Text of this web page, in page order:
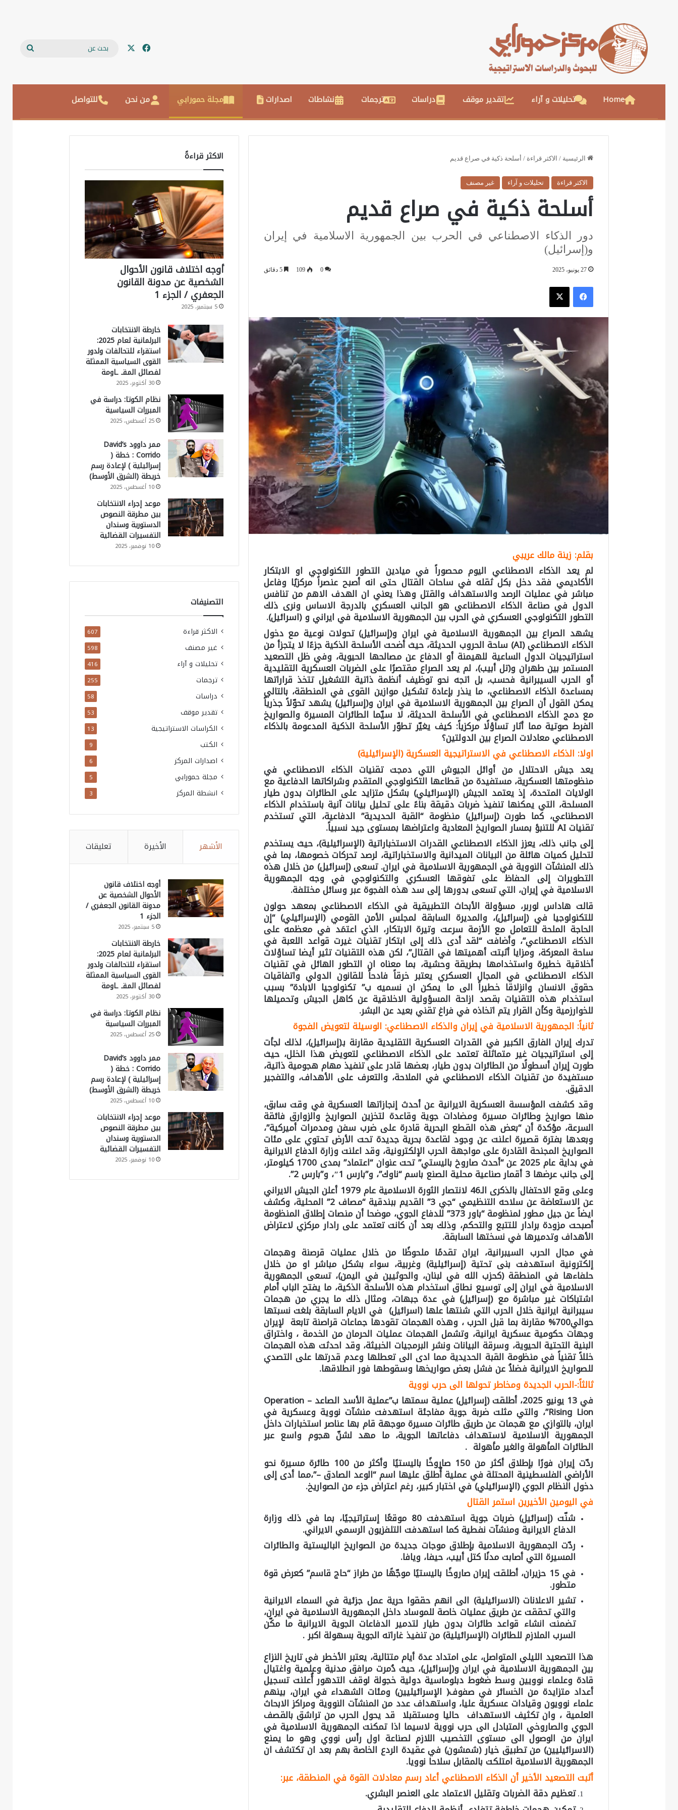
فيسبوك
Home تحليلات و آراء تقدير موقف دراسات ترجمات نشاطات اصدارات مجلة حمورابي من نحن للتواصل
الرئيسية / الاكثر قراءة / أسلحة ذكية في صراع قديم
الاكثر قراءة تحليلات و آراء غير مصنف
أسلحة ذكية في صراع قديم
دور الذكاء الاصطناعي في الحرب بين الجمهورية الاسلامية في إيران
و(إسرائيل)
27 يونيو، 2025 0
109 5 دقائق
فيسبوك
بقلم: زينة مالك عريبي
لم يعد الذكاء الاصطناعي اليوم محصوراً في ميادين التطور التكنولوجي او الابتكار
الأكاديمي فقد دخل بكل ثقله في ساحات القتال حتى انه أصبح عنصراً مركزيًا وفاعل
مباشر في عمليات الرصد والاستهداف والقتل وهذا يعني ان الهدف الاهم من تنافس
الدول في صناعة الذكاء الاصطناعي هو الجانب العسكري بالدرجة الاساس ونرى ذلك
التطور التكنولوجي العسكري في الحرب بين الجمهورية الاسلامية في ايراني و (اسرائيل).
يشهد الصراع بين الجمهورية الاسلامية في ايران و(إسرائيل) تحولات نوعية مع دخول
الذكاء الاصطناعي (AI) ساحة الحروب الحديثة، حيث أضحت الأسلحة الذكية جزءًا لا يتجزأ من
استراتيجيات الدول الساعية للهيمنة أو الدفاع عن مصالحها الحيوية، وفي ظل التصعيد
المستمر بين طهران و(تل أبيب)، لم يعد الصراع مقتصرًا على الضربات العسكرية التقليدية
أو الحرب السيبرانية فحسب، بل اتجه نحو توظيف أنظمة ذاتية التشغيل تتخذ قراراتها
بمساعدة الذكاء الاصطناعي، ما ينذر بإعادة تشكيل موازين القوى في المنطقة، بالتالي
يمكن القول أن الصراع بين الجمهورية الاسلامية في ايران و(إسرائيل) يشهد تحوّلاً جذرياً
مع دمج الذكاء الاصطناعي في الأسلحة الحديثة، لا سيّما الطائرات المسيرة والصواريخ
الفرط صوتية مما أثار تساؤلًا مركزياً: كيف يغيّر تطوّر الأسلحة الذكية المدعومة بالذكاء
الاصطناعي معادلات الصراع بين الدولتين؟
اولا: الذكاء الاصطناعي في الاستراتيجية العسكرية (الإسرائيلية)
يعد جيش الاحتلال من أوائل الجيوش التي دمجت تقنيات الذكاء الاصطناعي في
منظومتها العسكرية، مستفيدة من قطاعها التكنولوجي المتقدم وشراكاتها الدفاعية مع
الولايات المتحدة، إذ يعتمد الجيش (الإسرائيلي) بشكل متزايد على الطائرات بدون طيار
المسلحة، التي يمكنها تنفيذ ضربات دقيقة بناءً على تحليل بيانات آنية باستخدام الذكاء
الاصطناعي، كما طورت (إسرائيل) منظومة “القبة الحديدية” الدفاعية، التي تستخدم
تقنيات AI للتنبؤ بمسار الصواريخ المعادية واعتراضها بمستوى جيد نسبياً.
إلى جانب ذلك، يعزز الذكاء الاصطناعي القدرات الاستخباراتية (الإسرائيلية)، حيث يستخدم
لتحليل كميات هائلة من البيانات الميدانية والاستخباراتية، لرصد تحركات خصومها، بما في
ذلك المنشآت النووية في الجمهورية الاسلامية في ايران. تسعى (إسرائيل) من خلال هذه
التطويرات إلى الحفاظ على تفوقها العسكري والتكنولوجي في وجه الجمهورية
الاسلامية في إيران، التي تسعى بدورها إلى سد هذه الفجوة عبر وسائل مختلفة.
قالت هاداس لوربر، مسؤولة الأبحاث التطبيقية في الذكاء الاصطناعي بمعهد حولون
للتكنولوجيا في (إسرائيل)، والمديرة السابقة لمجلس الأمن القومي (الإسرائيلي) “إن
الحاجة الملحة للتعامل مع الأزمة سرعت وتيرة الابتكار، الذي اعتمَد في معظمه على
الذكاء الاصطناعي”، وأضافت “لقد أدى ذلك إلى ابتكار تقنيات غيرت قواعد اللعبة في
ساحة المعركة، ومزايا أثبتت أهميتها في القتال”، لكن هذه التقنيات تثير أيضا تساؤلات
أخلاقية خطيرة واستخدامها بطريقة وحشية، بما معناه ان التطور الهائل في تقنيات
الذكاء الاصطناعي في المجال العسكري يعتبر خرقاً فادحاً للقانون الدولي واتفاقيات
حقوق الانسان وانزلاقا خطيراً الى ما يمكن ان نسميه ب” تكنولوجيا الابادة” بسبب
استخدام هذه التقنيات بقصد ازاحة المسؤولية الاخلاقية عن كاهل الجيش وتحميلها
للخوارزمية وكأن القرار يتم اتخاذه في فراغ تقني بعيد عن البشر.
ثانياً: الجمهورية الاسلامية في إيران والذكاء الاصطناعي: الوسيلة لتعويض الفجوة
تدرك إيران الفارق الكبير في القدرات العسكرية التقليدية مقارنة بـ(إسرائيل)، لذلك لجأت
إلى استراتيجيات غير متماثلة تعتمد على الذكاء الاصطناعي لتعويض هذا الخلل، حيث
طورت إيران أسطولًا من الطائرات بدون طيار، بعضها قادر على تنفيذ مهام هجومية ذاتية،
مستفيدة من تقنيات الذكاء الاصطناعي في الملاحة، والتعرف على الأهداف، والتفجير
الدقيق.
وقد كشفت المؤسسة العسكرية الايرانية عن أحدث إنجازاتها العسكرية في وقت سابق،
منها صواريخ وطائرات مسيرة ومضادات جوية وقاعدة لتخزين الصواريخ والزوارق فائقة
السرعة، مؤكدة أن “بعض هذه القطع البحرية قادرة على ضرب سفن ومدمرات أميركية”،
وبعدها بفترة قصيرة اعلنت عن وجود لقاعدة بحرية جديدة تحت الأرض تحتوي على مئات
الصواريخ المجنحة القادرة على مواجهة الحرب الإلكترونية، وقد اعلنت وزارة الدفاع الايرانية
في بداية عام 2025 عن “أحدث صاروخ باليستي” تحت عنوان “اعتماد” بمدى 1700 كيلومتر،
إلى جانب عرضها 3 أقمار صناعية محلية الصنع باسم “ناوك”، و”بارس 1″، و”بارس 2”.
وعلى وقع الاحتفال بالذكرى الـ46 لانتصار الثورة الاسلامية عام 1979 أعلن الجيش الايراني
عن الاستعاضة عن سلاحه التنظيمي “جي 3” القديم ببندقية “مصاف 2” المحلية، وكشف
ايضاً عن جيل مطور لمنظومة “باور 373” للدفاع الجوي، موضحا أن منصات إطلاق المنظومة
أصبحت مزودة برادار للتتبع والتحكم، وذلك بعد أن كانت تعتمد على رادار مركزي لاعتراض
الأهداف وتدميرها في نسختها السابقة.
في مجال الحرب السيبرانية، ايران تقدمًا ملحوظًا من خلال عمليات قرصنة وهجمات
إلكترونية استهدفت بنى تحتية (إسرائيلية) وغربية، سواء بشكل مباشر او من خلال
حلفاءها في المنطقة (كحزب الله في لبنان، والحوثيين في اليمن)، تسعى الجمهورية
الاسلامية في ايران إلى توسيع نطاق استخدام هذه الأسلحة الذكية، ما يفتح الباب أمام
اشتباكات غير مباشرة مع (إسرائيل) في عدة جبهات، ومثال ذلك ما يجري من هجمات
سيبرانية ايرانية خلال الحرب التي شنتها علها (اسرائيل) في الايام السابقة بلغت نسبتها
حوالي700% مقارنة بما قبل الحرب ، وهذه الهجمات تقودها جماعات قراصنة تابعة لإيران
وجهات حكومية عسكرية ايرانية، وتشمل الهجمات عمليات الحرمان من الخدمة ، واختراق
البنية التحتية الحيوية، وسرقة البيانات ونشر البرمجيات الخبيثة، وقد احدثت هذه الهجمات
خللاً تقنياً في منظومة القبة الحديدية مما ادى الى تعطلها وعدم قدرتها على التصدي
للصواريخ الايرانية فضلاُ عن فشل بعض صواريخها وسقوطها فور انطلاقها.
ثالثاً:-الحرب الجديدة ومخاطر تحولها الى حرب نووية
في 13 يونيو 2025، أطلقت (إسرائيل) عملية سمتها ب”عملية الأسد الصاعد – Operation
Rising Lion”، والتي مثلت ضربة جوية مفاجئة استهدفت منشآت نووية وعسكرية في
ايران، بالتوازي مع هجمات عن طريق طائرات مسيرة موجهة قام بها عناصر استخبارات داخل
الجمهورية الاسلامية لاستهداف دفاعاتها الجوية، ما مهد لشنّ هجوم واسع عبر
الطائرات المأهولة والغير مأهولة .
ردّت إيران فورًا بإطلاق أكثر من 150 صاروخًا باليستيًا وأكثر من 100 طائرة مسيرة نحو
الأراضي الفلسطينية المحتلة في عملية أُطلق عليها اسم “الوعد الصادق –”،مما أدى إلى
دخول النظام الجوي (الإسرائيلي) في اختبار كبير، رغم اعتراض جزء من الصواريخ.
في اليومين الأخيرين استمر القتال
شنّت (إسرائيل) ضربات جوية استهدفت 80 موقعًا إستراتيجيًا، بما في ذلك وزارة
الدفاع الايرانية ومنشآت نفطية كما استهدفت التلفزيون الرسمي الايراني.
ردّت الجمهورية الاسلامية بإطلاق موجات جديدة من الصواريخ الباليستية والطائرات
المسيرة التي أصابت مدنًا كتل أبيب، حيفا، ويافا.
في 15 حزيران، أطلقت إيران صاروخًا باليستيًا موجّهًا من طراز “حاج قاسم” كعرض قوة
متطور.
تشير الاعلانات (الاسرائيلية) الى انهم حققوا حرية عمل جزئية في السماء الايرانية
والتي تحققت عن طريق عمليات خاصة للموساد داخل الجمهورية الاسلامية في ايران،
تضمنت انشاء قواعد طائرات بدون طيار لتدمير الدفاعات الجوية الايرانية ما مكّن
السرب الملازم للطائرات (الإسرائيلية) من تنفيذ غاراته الجوية بسهولة اكبر .
هذا التصعيد الليلي المتواصل، على امتداد عدة أيام متتالية، يعتبر الأخطر في تاريخ النزاع
بين الجمهورية الاسلامية في ايران و(إسرائيل)، حيث دُمرت مرافق مدنية وعلمية واغتيال
قادة وعلماء نوويين وسط ضغوط دبلوماسية دولية خجولة لوقف التدهور أُعلنت تسجيل
أعداد متزايدة من الخسائر في صفوف( الإسرائيليين) ومئات الشهداء في ايران، بينهم
علماء نوويون وقيادات عسكرية عليا، واستهداف عدد من المنشآت النووية ومراكز الابحاث
العلمية ، وان تكثيف الاستهداف حاليا ومستقبلا قد يحول الحرب من تراشق بالقصف
الجوي والصاروخي المتبادل الى حرب نووية لاسيما اذا تمكنت الجمهورية الاسلامية في
ايران من الوصول الى مستوى التخصيب اللازم لصناعة اول رأس نووي وهو ما يمنع
(الاسرائيليين) من تطبيق خيار (شمشون) في عقيدة الردع الخاصة بهم بعد ان تكتشف ان
الجمهورية الاسلامية امتلكت بالمقابل سلاحا نوويا.
أثبت التصعيد الأخير أن الذكاء الاصطناعي أعاد رسم معادلات القوة في المنطقة، عبر:
تعظيم دقة الضربات وتقليل الاعتماد على العنصر البشري.
الاكثر قراءةً
أوجه اختلاف قانون الأحوال
الشخصية عن مدونة القانون
الجعفري / الجزء 1
5 سبتمبر، 2025
خارطة الانتخابات
البرلمانية لعام 2025:
استقراء للتحالفات ولدور
القوى السياسية الممثلة
لفصائل المقـ ـاومة
30 أكتوبر، 2025
نظام الكوتا: دراسة في
المبررات السياسية
25 أغسطس، 2025
ممر داوود David’s
Corrido : خطة (
إسرائيلية ) لإعادة رسم
خريطة (الشرق الأوسط)
10 أغسطس، 2025
موعد إجراء الانتخابات
بين مطرقة النصوص
الدستورية وسندان
التفسيرات القضائية
10 نوفمبر، 2025
التصنيفات
الاكثر قراءة 607
غير مصنف 598
تحليلات و آراء 416
ترجمات 255
دراسات 58
تقدير موقف 53
الكراسات الاستراتيجية 13
الكتب 9
اصدارات المركز 6
مجلة حمورابي 5
انشطة المركز 3
الأشهر الأخيرة تعليقات
أوجه اختلاف قانون
الأحوال الشخصية عن
مدونة القانون الجعفري /
الجزء 1
5 سبتمبر، 2025
خارطة الانتخابات
البرلمانية لعام 2025:
استقراء للتحالفات ولدور
القوى السياسية الممثلة
لفصائل المقـ ـاومة
30 أكتوبر، 2025
نظام الكوتا: دراسة في
المبررات السياسية
25 أغسطس، 2025
ممر داوود David’s
Corrido : خطة (
إسرائيلية ) لإعادة رسم
خريطة (الشرق الأوسط)
10 أغسطس، 2025
موعد إجراء الانتخابات
بين مطرقة النصوص
الدستورية وسندان
التفسيرات القضائية
10 نوفمبر، 2025